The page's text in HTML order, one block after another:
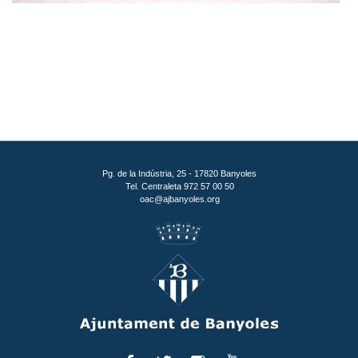
Pg. de la Indústria, 25 - 17820 Banyoles
Tel. Centraleta 972 57 00 50
oac@ajbanyoles.org